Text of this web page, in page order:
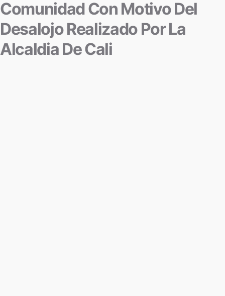
Comunidad Con Motivo Del
Desalojo Realizado Por La
Alcaldia De Cali